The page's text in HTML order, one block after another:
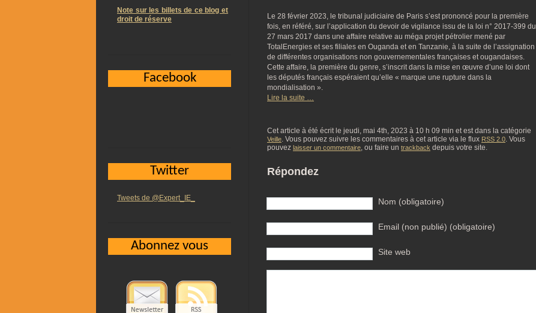
Le 28 février 2023, le tribunal judiciaire de Paris s’est prononcé pour la première
fois, en référé, sur l’application du devoir de vigilance issu de la loi n° 2017-399 du
27 mars 2017 dans une affaire relative au méga projet pétrolier mené par
TotalEnergies et ses filiales en Ouganda et en Tanzanie, à la suite de l’assignation
de différentes organisations non gouvernementales françaises et ougandaises.
Cette affaire, la première du genre, s’inscrit dans la mise en œuvre d’une loi dont
les députés français espéraient qu’elle « marque une rupture dans la
mondialisation ».
Lire la suite …
Cet article à été écrit le jeudi, mai 4th, 2023 à 10 h 09 min et est dans la catégorie
Veille. Vous pouvez suivre les commentaires à cet article via le flux RSS 2.0. Vous
pouvez laisser un commentaire, ou faire un trackback depuis votre site.
Répondez
Nom (obligatoire)
Email (non publié) (obligatoire)
Site web
Note sur les billets de ce blog et
droit de réserve
Facebook
Twitter
Tweets de @Expert_IE_
Abonnez vous